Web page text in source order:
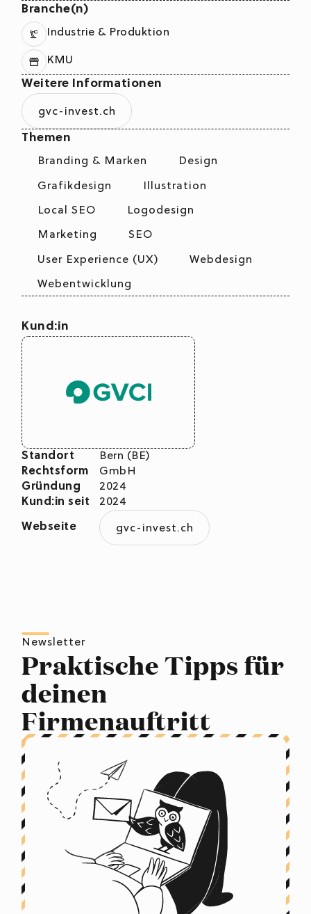
Branche(n)
Industrie & Produktion
KMU
Weitere Informationen
gvc-invest.ch
Themen
Branding & Marken
Design
Grafikdesign
Illustration
Local SEO
Logodesign
Marketing
SEO
User Experience (UX)
Webdesign
Webentwicklung
Kund:in
Standort
Bern (BE)
Rechtsform
GmbH
Gründung
2024
Kund:in seit
2024
Webseite gvc-invest.ch
Newsletter
Praktische Tipps für
deinen
Firmenauftritt